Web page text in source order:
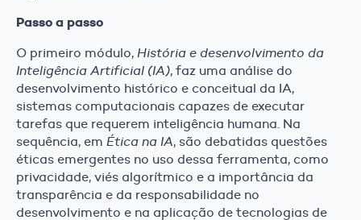
Passo a passo
O primeiro módulo, História e desenvolvimento da
Inteligência Artificial (IA), faz uma análise do
desenvolvimento histórico e conceitual da IA,
sistemas computacionais capazes de executar
tarefas que requerem inteligência humana. Na
sequência, em Ética na IA, são debatidas questões
éticas emergentes no uso dessa ferramenta, como
privacidade, viés algorítmico e a importância da
transparência e da responsabilidade no
desenvolvimento e na aplicação de tecnologias de